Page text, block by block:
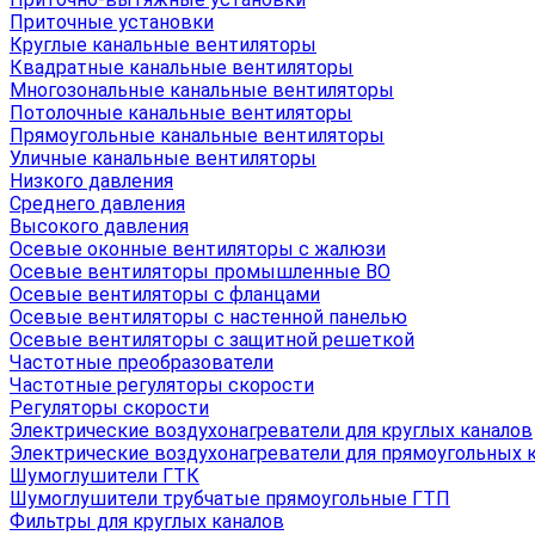
Приточные установки
Круглые канальные вентиляторы
Квадратные канальные вентиляторы
Многозональные канальные вентиляторы
Потолочные канальные вентиляторы
Прямоугольные канальные вентиляторы
Уличные канальные вентиляторы
Низкого давления
Среднего давления
Высокого давления
Осевые оконные вентиляторы с жалюзи
Осевые вентиляторы промышленные ВО
Осевые вентиляторы с фланцами
Осевые вентиляторы с настенной панелью
Осевые вентиляторы с защитной решеткой
Частотные преобразователи
Частотные регуляторы скорости
Регуляторы скорости
Электрические воздухонагреватели для круглых каналов
Электрические воздухонагреватели для прямоугольных
Шумоглушители ГТК
Шумоглушители трубчатые прямоугольные ГТП
Фильтры для круглых каналов